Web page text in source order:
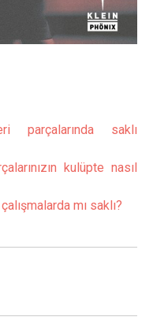
parçalarında saklı
kulüpte nasıl
mı saklı?